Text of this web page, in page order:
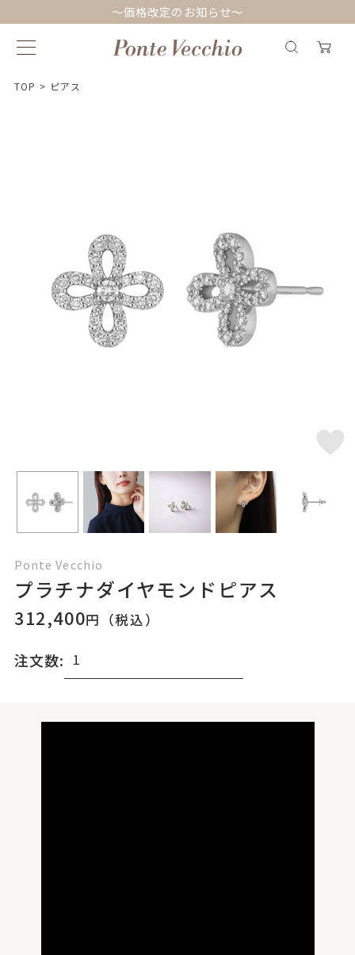
～価格改定のお知らせ～
TOP > ピアス
Ponte Vecchio
プラチナダイヤモンドピアス
312,400円（税込）
注文数: